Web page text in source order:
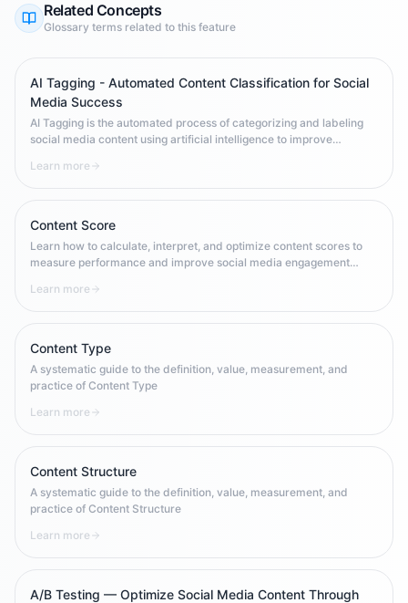
Related Concepts
Glossary terms related to this feature
AI Tagging - Automated Content Classification for Social
Media Success
AI Tagging is the automated process of categorizing and labeling
social media content using artificial intelligence to improve
like Facebook, Instagram, TikTok, LinkedIn, and YouTube. This
comprehensive guide covers definitions, business value,
measurement frameworks, and operational best practices for
global social media teams.
Learn more
Content Score
Learn how to calculate, interpret, and optimize content scores to
measure performance and improve social media engagement
Learn more
Content Type
A systematic guide to the definition, value, measurement, and
practice of Content Type
Learn more
Content Structure
A systematic guide to the definition, value, measurement, and
practice of Content Structure
Learn more
A/B Testing — Optimize Social Media Content Through